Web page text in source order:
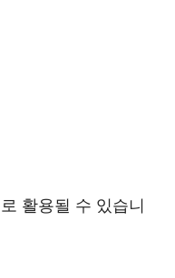
활용될 수 있습니